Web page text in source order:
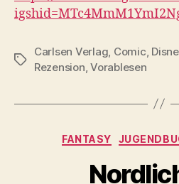
Schlagwörter
Carlsen Verlag Comic
Rezension ,Vorablesen
FANTASY